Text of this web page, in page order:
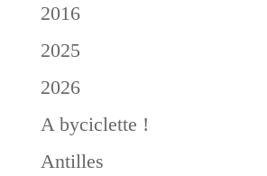
2016
2025
2026
A byciclette !
Antilles